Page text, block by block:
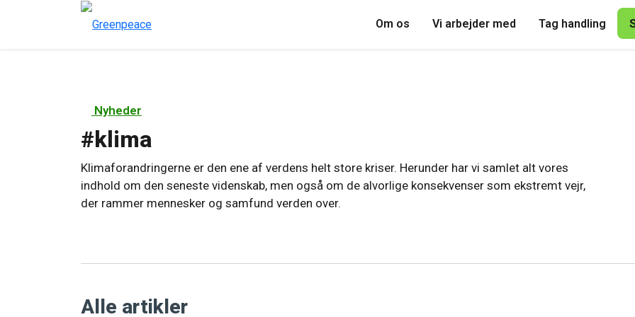
Om os Vi arbejder med Tag handling
Nyheder
#klima
Klimaforandringerne er den ene af verdens helt store kriser. Herunder har vi samlet alt vores
indhold om den seneste videnskab, men også om de alvorlige konsekvenser som ekstremt vejr,
der rammer mennesker og samfund verden over.
Alle artikler